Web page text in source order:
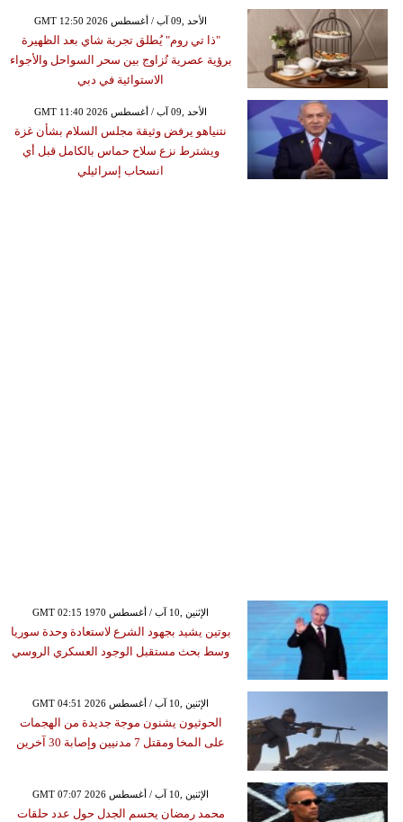
GMT 12:50 2026 الأحد ,09 آب / أغسطس
"ذا تي روم" يُطلق تجربة شاي بعد الظهيرة
برؤية عصرية تُزاوج بين سحر السواحل والأجواء
الاستوائية في دبي
GMT 11:40 2026 الأحد ,09 آب / أغسطس
نتنياهو يرفض وثيقة مجلس السلام بشأن غزة
ويشترط نزع سلاح حماس بالكامل قبل أي
انسحاب إسرائيلي
GMT 02:15 1970 الإثنين ,10 آب / أغسطس
بوتين يشيد بجهود الشرع لاستعادة وحدة سوريا
وسط بحث مستقبل الوجود العسكري الروسي
GMT 04:51 2026 الإثنين ,10 آب / أغسطس
الحوثيون يشنون موجة جديدة من الهجمات
على المخا ومقتل 7 مدنيين وإصابة 30 آخرين
GMT 07:07 2026 الإثنين ,10 آب / أغسطس
محمد رمضان يحسم الجدل حول عدد حلقات